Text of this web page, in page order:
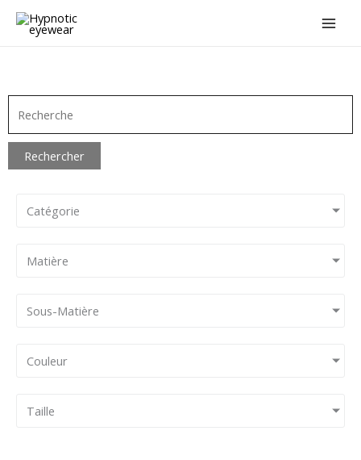
Aller
Rechercher
Catégorie
Matière
Sous-Matière
Couleur
Taille